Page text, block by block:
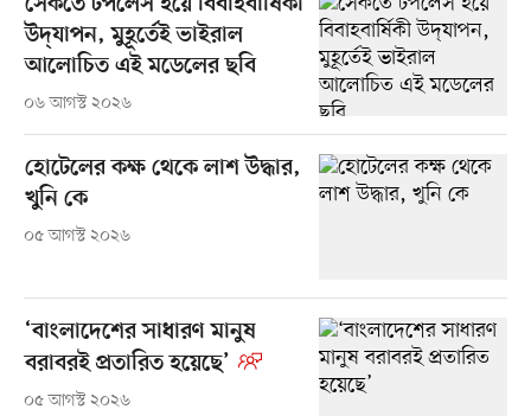
উদ্‌যাপন, মুহূর্তেই ভাইরাল
আলোচিত এই মডেলের ছবি
০৬ আগস্ট ২০২৬
হোটেলের কক্ষ থেকে লাশ উদ্ধার,
খুনি কে
০৫ আগস্ট ২০২৬
‘বাংলাদেশের সাধারণ মানুষ
বরাবরই প্রতারিত হয়েছে’
০৫ আগস্ট ২০২৬